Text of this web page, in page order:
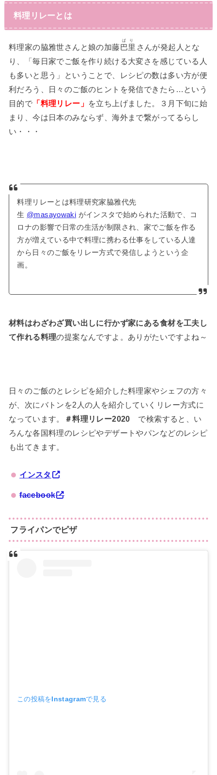
料理リレーとは
料理家の脇雅世さんと娘の加藤巴里
ぱり
さんが発起人とな
り、「毎日家でご飯を作り続ける大変さを感じている人
も多いと思う」ということで、レシピの数は多い方が便
利だろう、日々のご飯のヒントを発信できたら…という
目的で 「料理リレー」 を立ち上げました。３月下旬に始
まり、今は日本のみならず、海外まで繋がってるらし
い・・・
料理リレーとは料理研究家脇雅代先
生 @masayowaki がインスタで始められた活動で、コ
ロナの影響で日常の生活が制限され、家でご飯を作る
方が増えている中で料理に携わる仕事をしている人達
から日々のご飯をリレー方式で発信しようという企
画。
材料はわざわざ買い出しに行かず家にある食材を工夫し
て作れる料理の提案なんですよ。ありがたいですよね～
日々のご飯のとレシピを紹介した料理家やシェフの方々
が、次にバトンを2人の人を紹介していくリレー方式に
なっています。
＃料理リレー2020 で検索すると、い
ろんな各国料理のレシピやデザートやパンなどのレシピ
も出てきます。
インスタ
facebook
フライパンでピザ
この投稿をInstagramで見る